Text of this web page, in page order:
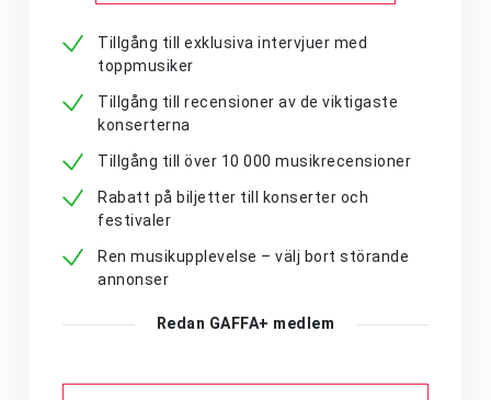
Tillgång till exklusiva intervjuer med
toppmusiker
Tillgång till recensioner av de viktigaste
konserterna
Tillgång till över 10 000 musikrecensioner
Rabatt på biljetter till konserter och
festivaler
Ren musikupplevelse – välj bort störande
annonser
Redan GAFFA+ medlem